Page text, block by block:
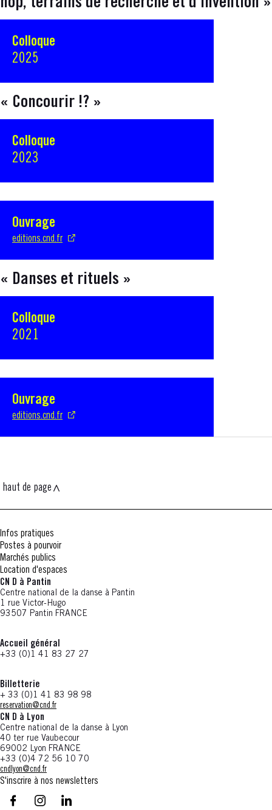
hop, terrains de recherche et d’invention »
Colloque
2025
« Concourir !? »
Colloque
2023
Ouvrage
editions.cnd.fr
S'ouvre dans une nouvelle fenêtre
« Danses et rituels »
Colloque
2021
Ouvrage
editions.cnd.fr
S'ouvre dans une nouvelle fenêtre
haut de page
Infos pratiques
Postes à pourvoir
Marchés publics
Location d'espaces
CN D à Pantin
Centre national de la danse à Pantin
1 rue Victor-Hugo
93507 Pantin FRANCE
Accueil général
+33 (0)1 41 83 27 27
Billetterie
+ 33 (0)1 41 83 98 98
reservation@cnd.fr
CN D à Lyon
Centre national de la danse à Lyon
40 ter rue Vaubecour
69002 Lyon FRANCE
+33 (0)4 72 56 10 70
cndlyon@cnd.fr
S'inscrire à nos newsletters
facebook - CN D - Nouvelle fenêtre
instagram - CN D - Nouvelle fenêtre
LinkedIn - CN D - Nouvelle fenêtre